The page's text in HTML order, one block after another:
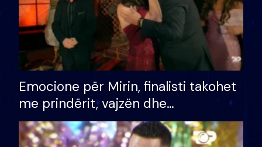
Emocione për Mirin, finalisti takohet
me prindërit, vajzën dhe
bashkëshorten: S’kemi ndonjë letër
divorci apo jo?